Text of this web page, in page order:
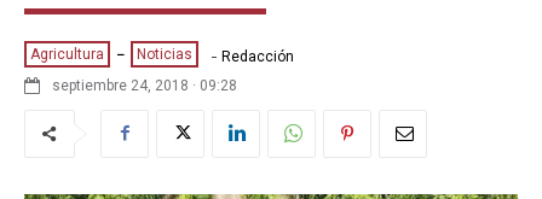
Agricultura Noticias - Redacción
septiembre 24, 2018 · 09:28